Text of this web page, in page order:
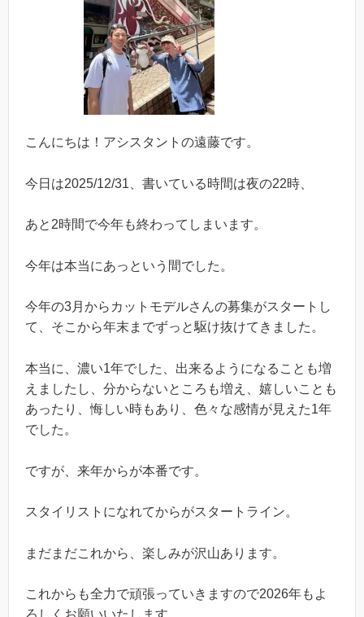
こんにちは！アシスタントの遠藤です。
今日は2025/12/31、書いている時間は夜の22時、
あと2時間で今年も終わってしまいます。
今年は本当にあっという間でした。
今年の3月からカットモデルさんの募集がスタートし
て、そこから年末までずっと駆け抜けてきました。
本当に、濃い1年でした、出来るようになることも増
えましたし、分からないところも増え、嬉しいことも
あったり、悔しい時もあり、色々な感情が見えた1年
でした。
ですが、来年からが本番です。
スタイリストになれてからがスタートライン。
まだまだこれから、楽しみが沢山あります。
これからも全力で頑張っていきますので2026年もよ